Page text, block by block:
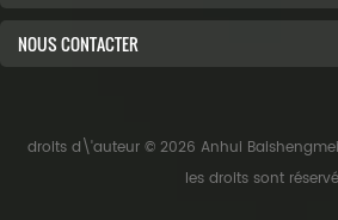
NOUS CONTACTER
droits d\'auteur © 2026 Anhui
les droits sont